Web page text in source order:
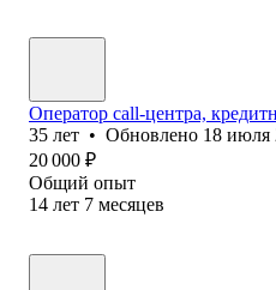
Оператор call-центра,
35 лет • Обновлено 18 июля
20 000 ₽
Общий опыт
14 лет 7 месяцев